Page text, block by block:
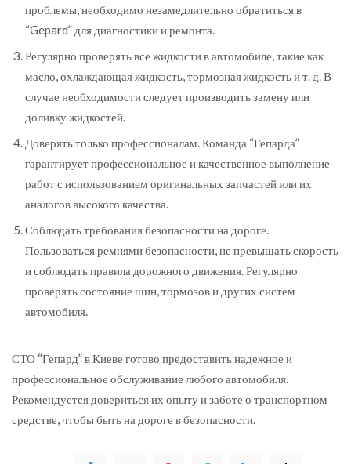
проблемы, необходимо незамедлительно обратиться в
“Gepard” для диагностики и ремонта.
Регулярно проверять все жидкости в автомобиле, такие как
масло, охлаждающая жидкость, тормозная жидкость и т. д. В
случае необходимости следует производить замену или
доливку жидкостей.
Доверять только профессионалам. Команда “Гепарда”
гарантирует профессиональное и качественное выполнение
работ с использованием оригинальных запчастей или их
аналогов высокого качества.
Соблюдать требования безопасности на дороге.
Пользоваться ремнями безопасности, не превышать скорость
и соблюдать правила дорожного движения. Регулярно
проверять состояние шин, тормозов и других систем
автомобиля.
СТО “Гепард” в Киеве готово предоставить надежное и
профессиональное обслуживание любого автомобиля.
Рекомендуется довериться их опыту и заботе о транспортном
средстве, чтобы быть на дороге в безопасности.